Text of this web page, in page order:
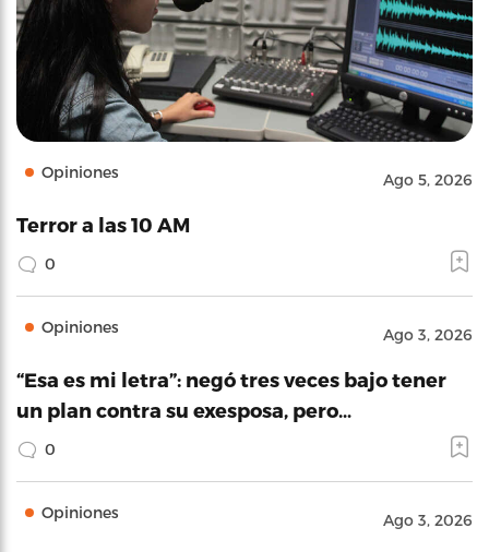
Opiniones Ago 5, 2026
Terror a las 10 AM
0
Opiniones Ago 3, 2026
“Esa es mi letra”: negó tres veces bajo tener
un plan contra su exesposa, pero…
0
Opiniones Ago 3, 2026